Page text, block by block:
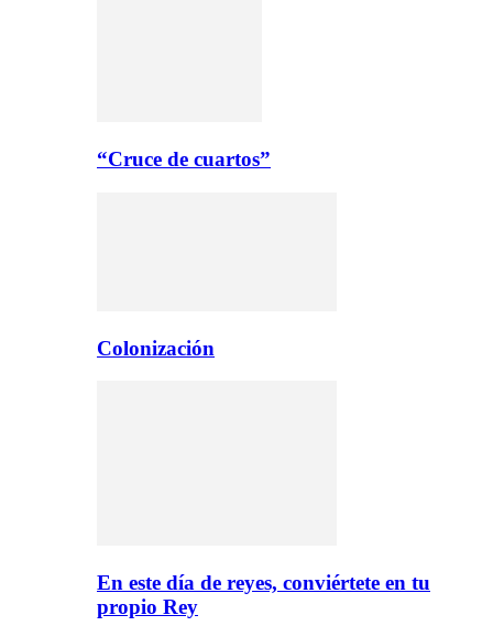
“Cruce de cuartos”
Colonización
En este día de reyes, conviértete en tu
propio Rey